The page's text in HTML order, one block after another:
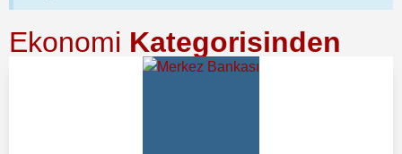
Ekonomi Kategorisinden